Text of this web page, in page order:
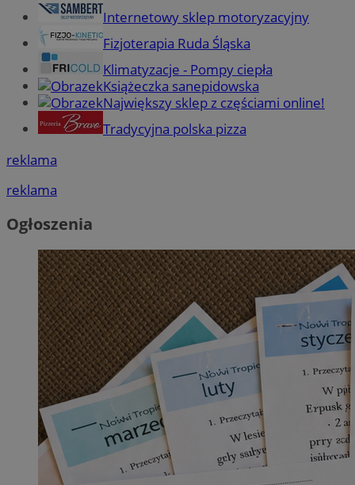
Internetowy sklep motoryzacyjny
Fizjoterapia Ruda Śląska
Klimatyzacje - Pompy ciepła
Książeczka sanepidowska
Największy sklep z częściami online!
Tradycyjna polska pizza
reklama
reklama
Ogłoszenia